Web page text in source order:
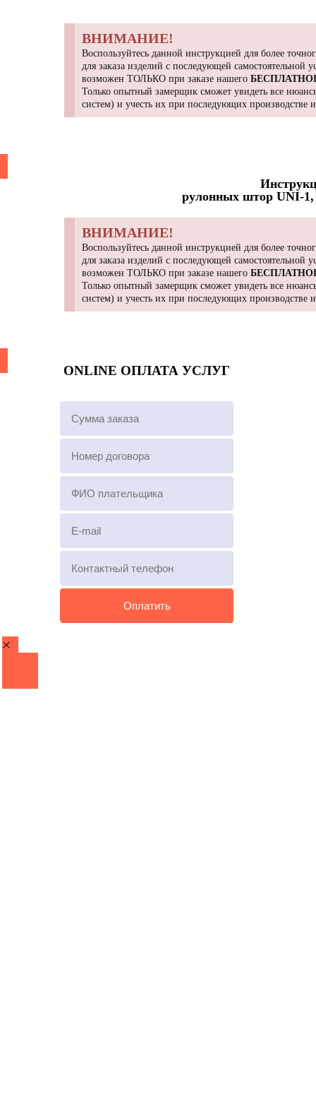
ВНИМАНИЕ!
Воспользуйтесь данной инструкцией для более
для заказа изделий с последующей
возможен ТОЛЬКО при заказе нашего
Только опытный замерщик сможет увидеть все
систем) и учесть их при последующих производстве
рулонных штор UNI-
ВНИМАНИЕ!
Воспользуйтесь данной инструкцией для более
для заказа изделий с последующей
возможен ТОЛЬКО при заказе нашего
Только опытный замерщик сможет увидеть все
систем) и учесть их при последующих производстве
ONLINE ОПЛАТА УСЛУГ